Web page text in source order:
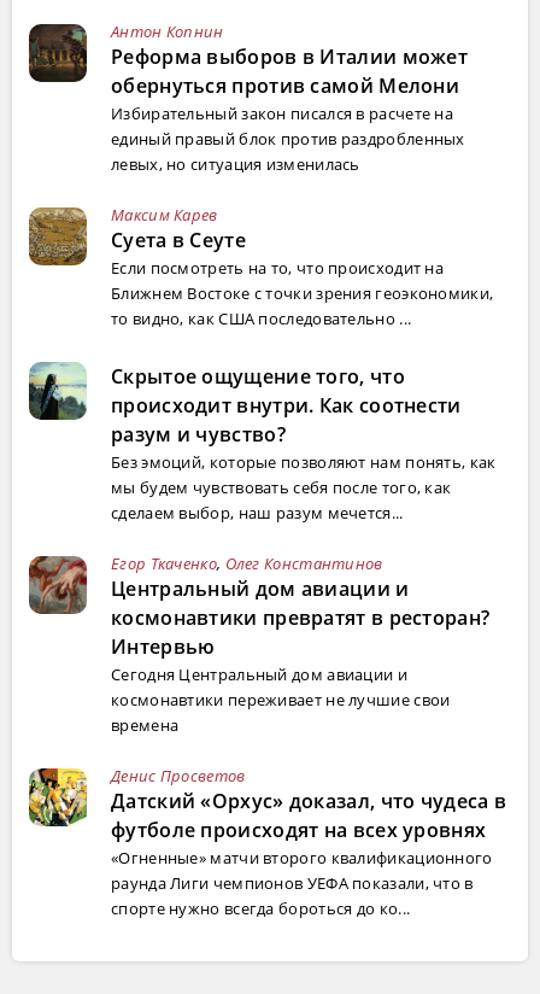
Антон Копнин
Реформа выборов в Италии может
обернуться против самой Мелони
Избирательный закон писался в расчете на
единый правый блок против раздробленных
левых, но ситуация изменилась
Максим Карев
Суета в Сеуте
Если посмотреть на то, что происходит на
Ближнем Востоке с точки зрения геоэкономики,
то видно, как США последовательно ...
Скрытое ощущение того, что
происходит внутри. Как соотнести
разум и чувство?
Без эмоций, которые позволяют нам понять, как
мы будем чувствовать себя после того, как
сделаем выбор, наш разум мечется...
Егор Ткаченко, Олег Константинов
Центральный дом авиации и
космонавтики превратят в ресторан?
Интервью
Сегодня Центральный дом авиации и
космонавтики переживает не лучшие свои
времена
Денис Просветов
Датский «Орхус» доказал, что чудеса в
футболе происходят на всех уровнях
«Огненные» матчи второго квалификационного
раунда Лиги чемпионов УЕФА показали, что в
спорте нужно всегда бороться до ко...